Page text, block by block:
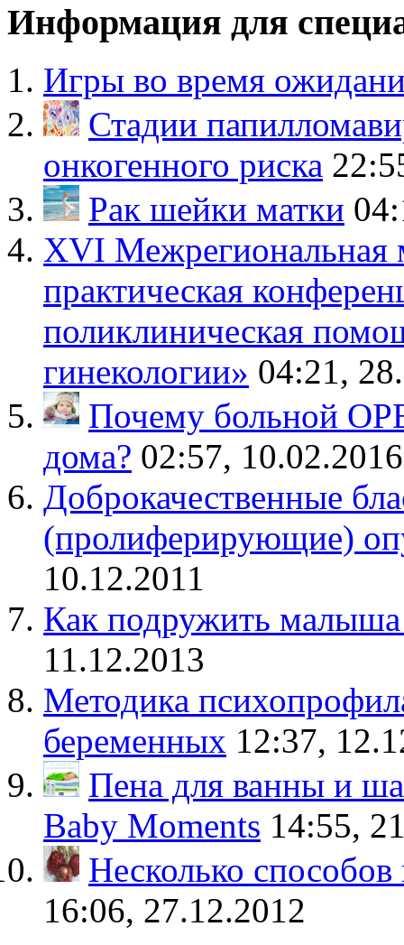
Информация для
Игры во время
Стадии
онкогенного риска
Рак шейки матки
XVI Межрегиональная
практическая
поликлиническая
гинекологии» 04:21,
Почему больной
дома? 02:57, 10.02.2016
Доброкачественные
(пролиферирующие)
10.12.2011
Как подружить
11.12.2013
Методика
беременных 12:37,
Пена для ванны и
Baby Moments 14:55,
Несколько
16:06, 27.12.2012